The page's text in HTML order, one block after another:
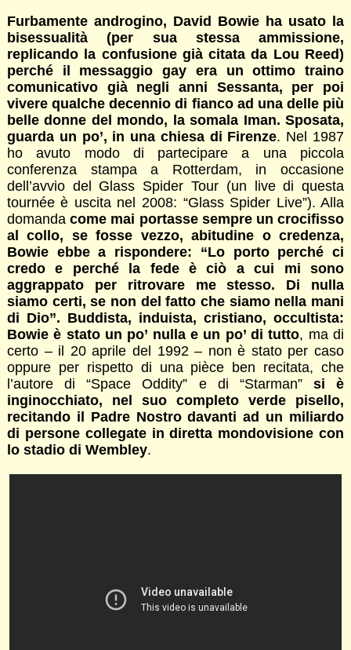
Furbamente androgino, David Bowie ha usato la
bisessualità (per sua stessa ammissione,
replicando la confusione già citata da Lou Reed)
perché il messaggio gay era un ottimo traino
comunicativo già negli anni Sessanta, per poi
vivere qualche decennio di fianco ad una delle più
belle donne del mondo, la somala Iman. Sposata,
guarda un po’, in una chiesa di Firenze. Nel 1987
ho avuto modo di partecipare a una piccola
conferenza stampa a Rotterdam, in occasione
dell’avvio del Glass Spider Tour (un live di questa
tournée è uscita nel 2008: “Glass Spider Live”). Alla
domandacome mai portasse sempre un crocifisso
al collo, se fosse vezzo, abitudine o credenza,
Bowie ebbe a rispondere: “Lo porto perché ci
credo e perché la fede è ciò a cui mi sono
aggrappato per ritrovare me stesso. Di nulla
siamo certi, se non del fatto che siamo nella mani
di Dio”. Buddista, induista, cristiano, occultista:
Bowie è stato un po’ nulla e un po’ di tutto, ma di
certo – il 20 aprile del 1992 – non è stato per caso
oppure per rispetto di una pièce ben recitata, che
l’autore di “Space Oddity” e di “Starman” si è
inginocchiato, nel suo completo verde pisello,
recitando il Padre Nostro davanti ad un miliardo
di persone collegate in diretta mondovisione con
lo stadio di Wembley.